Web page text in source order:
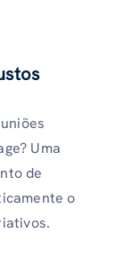
Uma
de
o